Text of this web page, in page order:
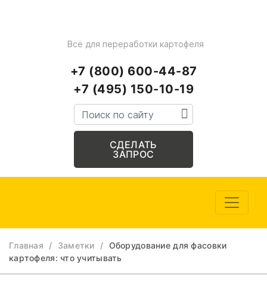
Всё для переработки картофеля
+7 (800) 600-44-87
+7 (495) 150-10-19
СДЕЛАТЬ
ЗАПРОС
Главная / Заметки / Оборудование для фасовки
картофеля: что учитывать